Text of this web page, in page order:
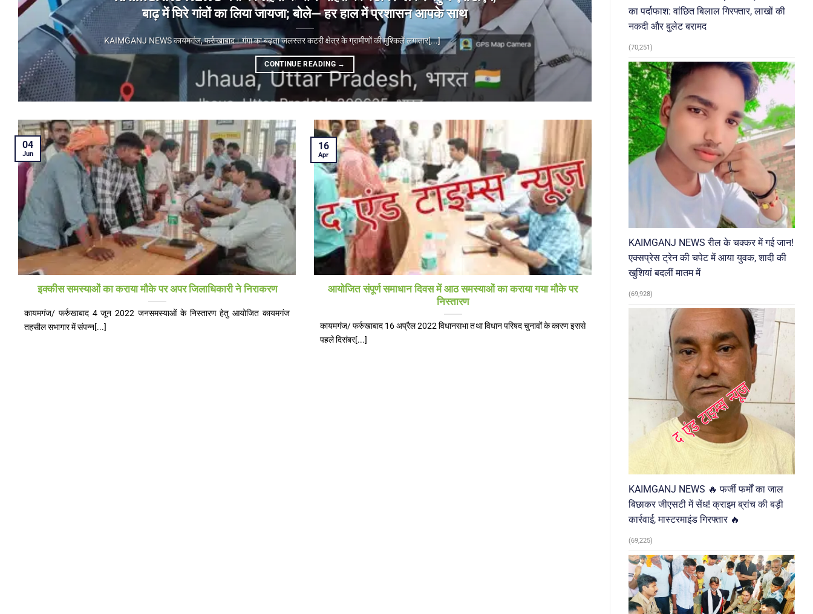
बाढ़ में घिरे गांवों का लिया जायजा; बोले— हर हाल में प्रशासन आपके साथ
KAIMGANJ NEWS कायमगंज, फर्रुखाबाद। गंगा का बढ़ता जलस्तर कटरी क्षेत्र के ग्रामीणों की मुश्किलें लगातार[...]
CONTINUE READING →
इक्कीस समस्याओं का कराया मौके पर अपर जिलाधिकारी ने निराकरण
कायमगंज/ फर्रुखाबाद 4 जून 2022 जनसमस्याओं के निस्तारण हेतु आयोजित कायमगंज
तहसील सभागार में संपन्न[...]
04
Jun
आयोजित संपूर्ण समाधान दिवस में आठ समस्याओं का कराया गया मौके पर
निस्तारण
कायमगंज/ फर्रुखाबाद 16 अप्रैल 2022 विधानसभा तथा विधान परिषद चुनावों के कारण इससे
पहले दिसंबर[...]
16
Apr
का पर्दाफाश: वांछित बिलाल गिरफ्तार, लाखों की
नकदी और बुलेट बरामद
(70,251)
KAIMGANJ NEWS रील के चक्कर में गई जान!
एक्सप्रेस ट्रेन की चपेट में आया युवक, शादी की
खुशियां बदलीं मातम में
(69,928)
KAIMGANJ NEWS 🔥 फर्जी फर्मों का जाल
बिछाकर जीएसटी में सेंध! क्राइम ब्रांच की बड़ी
कार्रवाई, मास्टरमाइंड गिरफ्तार 🔥
(69,225)